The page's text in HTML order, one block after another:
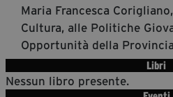
Fondazione Trame
Chi Siamo
Civico Trame
Maria Francesca
Cultura, alle Politiche
Opportunità della
Libri
Nessun libro presente.